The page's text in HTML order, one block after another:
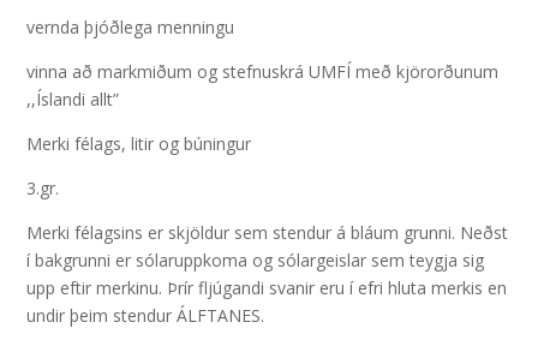
vernda þjóðlega menningu
vinna að markmiðum og stefnuskrá UMFÍ með kjörorðunum
,,Íslandi allt”
Merki félags, litir og búningur
3.gr.
Merki félagsins er skjöldur sem stendur á bláum grunni. Neðst
í bakgrunni er sólaruppkoma og sólargeislar sem teygja sig
upp eftir merkinu. Þrír fljúgandi svanir eru í efri hluta merkis en
undir þeim stendur ÁLFTANES.